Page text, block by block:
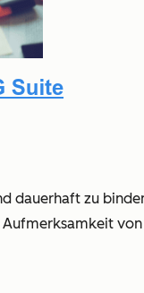
dauerhaft zu
von